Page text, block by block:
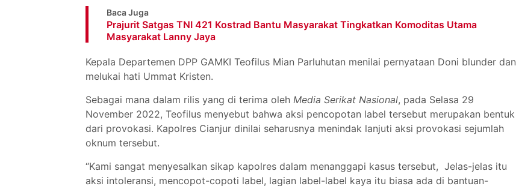
Baca Juga
Prajurit Satgas TNI 421 Kostrad Bantu Masyarakat Tingkatkan Komoditas Utama
Masyarakat Lanny Jaya
Kepala Departemen DPP GAMKI Teofilus Mian Parluhutan menilai pernyataan Doni blunder dan
melukai hati Ummat Kristen.
Sebagai mana dalam rilis yang di terima oleh Media Serikat Nasional, pada Selasa 29
November 2022, Teofilus menyebut bahwa aksi pencopotan label tersebut merupakan bentuk
dari provokasi. Kapolres Cianjur dinilai seharusnya menindak lanjuti aksi provokasi sejumlah
oknum tersebut.
“Kami sangat menyesalkan sikap kapolres dalam menanggapi kasus tersebut, Jelas-jelas itu
aksi intoleransi, mencopot-copoti label, lagian label-label kaya itu biasa ada di bantuan-